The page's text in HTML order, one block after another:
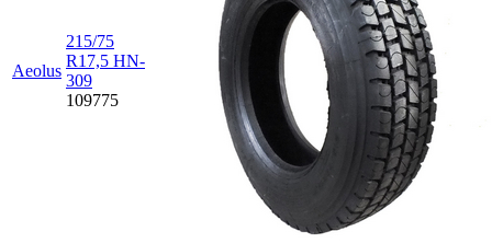
Aeolus
215/75
R17,5 HN-
309
109775